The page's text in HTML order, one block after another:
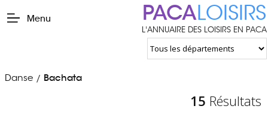
Menu PACALOISIRS
L'ANNUAIRE DES LOISIRS EN PACA
Danse / Bachata
15 Résultats